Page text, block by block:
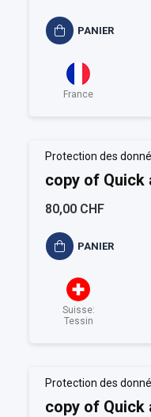
PANIER
France
Protection des
copy of Quick
Sécurité au
80,00 CHF
PANIER
Suisse:
Tessin
Protection des
copy of Quick